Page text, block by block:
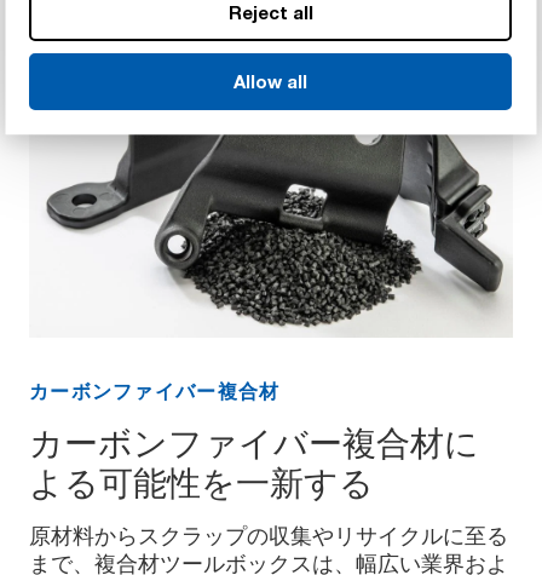
Reject all
Allow all
カーボンファイバー複合材
カーボンファイバー複合材に
よる可能性を一新する
原材料からスクラップの収集やリサイクルに至る
まで、複合材ツールボックスは、幅広い業界およ